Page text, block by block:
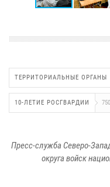
ТЕРРИТОРИАЛЬНЫЕ ОРГАНЫ
10-ЛЕТИЕ РОСГВАРДИИ 750
Пресс-служба Северо-
округа войск